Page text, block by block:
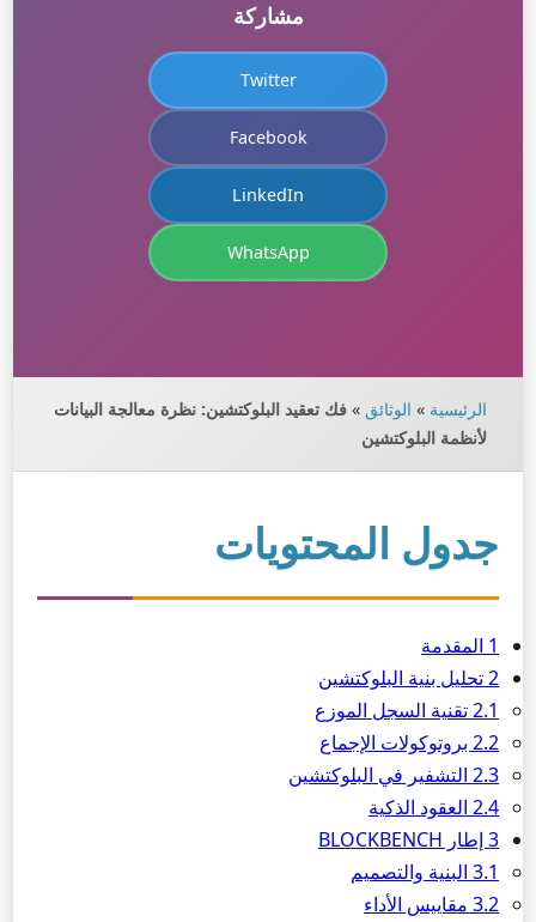
مشاركة
Twitter
Facebook
LinkedIn
WhatsApp
الرئيسية » الوثائق » فك تعقيد البلوكتشين: نظرة معالجة البيانات
لأنظمة البلوكتشين
جدول المحتويات
1 المقدمة
2 تحليل بنية البلوكتشين
2.1 تقنية السجل الموزع
2.2 بروتوكولات الإجماع
2.3 التشفير في البلوكتشين
2.4 العقود الذكية
3 إطار BLOCKBENCH
3.1 البنية والتصميم
3.2 مقاييس الأداء